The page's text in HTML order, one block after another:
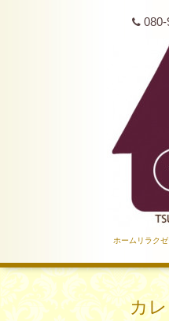
080-
ホームリラク
カ